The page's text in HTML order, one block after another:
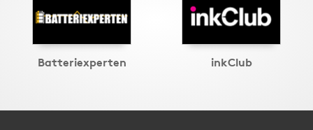
Batteriexperten inkClub